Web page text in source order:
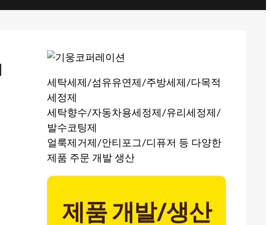
세탁세제/섬유유연제/주방세제/다목적
세정제
세탁향수/자동차용세정제/유리세정제/
발수코팅제
얼룩제거제/안티포그/디퓨저 등 다양한
제품 주문 개발 생산
제품 개발/생산